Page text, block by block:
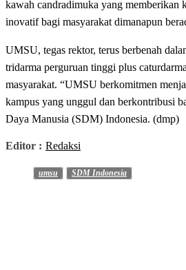
kawah candradimuka yang memberikan
inovatif bagi masyarakat dimanapun
UMSU, tegas rektor, terus berbenah
tridarma perguruan tinggi plus
masyarakat. “UMSU berkomitmen
kampus yang unggul dan berkontribusi
Daya Manusia (SDM) Indonesia. (dmp)
Editor : Redaksi
umsu SDM Indonesia